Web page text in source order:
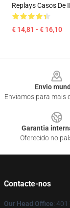
Replays Casos De
€ 14,81 - € 16,10
Envio
Enviamos para mais
Garantia
Oferecido no
Contacte-nos
Our Head Office: 401